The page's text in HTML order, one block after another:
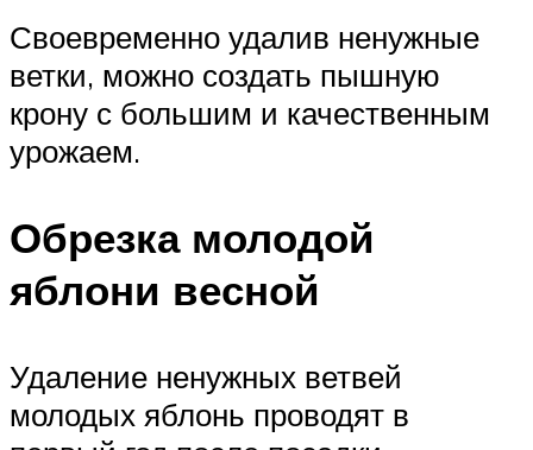
Своевременно удалив ненужные
ветки, можно создать пышную
крону с большим и качественным
урожаем.
Обрезка молодой
яблони весной
Удаление ненужных ветвей
молодых яблонь проводят в